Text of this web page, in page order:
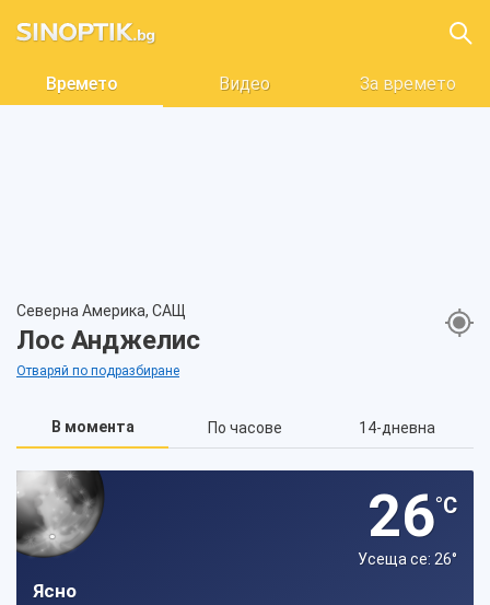
Времето Видео За времето
Северна Америка, САЩ
Лос Анджелис
Отваряй по подразбиране
В момента По часове 14-дневна
26°C
Усеща се: 26°
Ясно